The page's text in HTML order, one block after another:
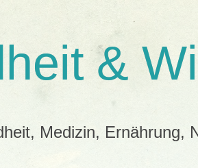
&
Medizin, Ernährung,